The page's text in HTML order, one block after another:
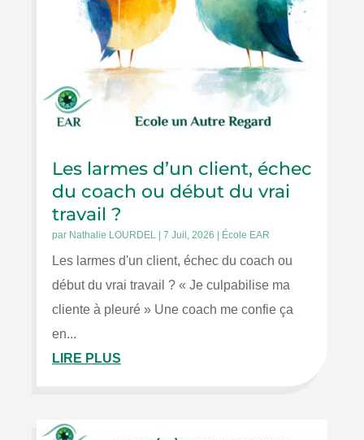
Les larmes d’un client, échec
du coach ou début du vrai
travail ?
par Nathalie LOURDEL| 7 Juil, 2026 École EAR
Les larmes d'un client, échec du coach ou
début du vrai travail ? « Je culpabilise ma
cliente à pleuré » Une coach me confie ça
en...
LIRE PLUS